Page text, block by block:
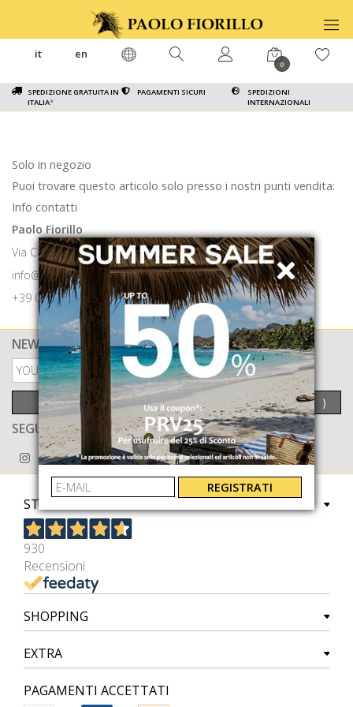
SPEDIZIONE GRATUITA IN
ITALIA*
PAGAMENTI SICURI
SPEDIZIONI
INTERNAZIONALI
it en
0
Solo in negozio
Puoi trovare questo articolo solo presso i nostri punti vendita:
Info contatti
Paolo Fiorillo
Via Calabritto 9 80121 Napoli
info@paolofiorillo.com
+39 081 1857 6024
NEWSLETTER
PRIVACY POLICY
INVIA ⟩
SEGUICI ANCHE SU
STORE
930
Recensioni
SHOPPING
EXTRA
PAGAMENTI ACCETTATI
REGISTRATI